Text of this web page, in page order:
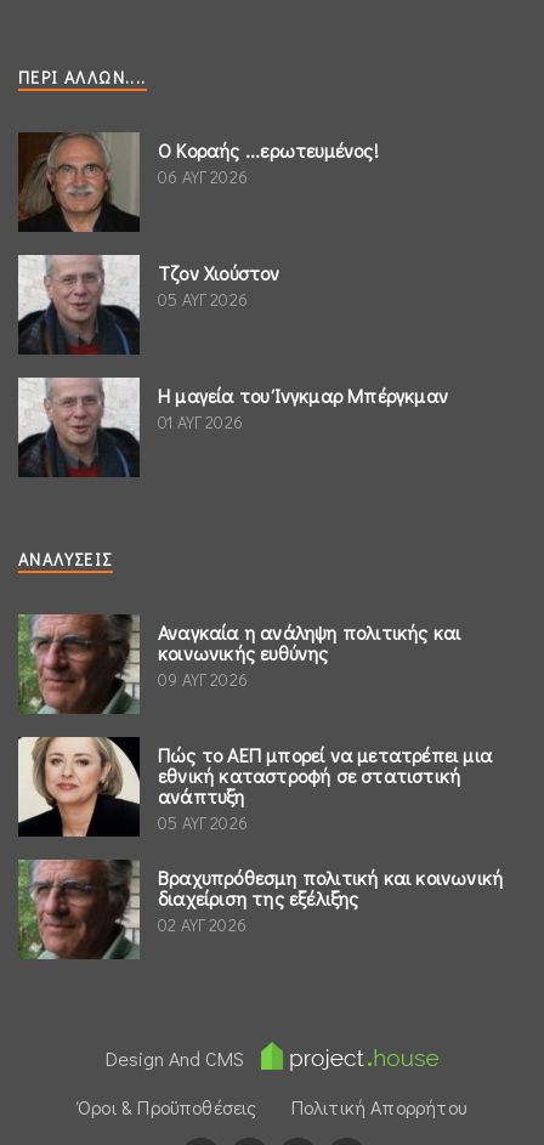
ΠΕΡΊ ΆΛΛΩΝ....
Ο Κοραής ...ερωτευμένος!
06 ΑΥΓ 2026
Τζον Χιούστον
05 ΑΥΓ 2026
Η μαγεία του Ίνγκμαρ Μπέργκμαν
01 ΑΥΓ 2026
ΑΝΑΛΎΣΕΙΣ
Αναγκαία η ανάληψη πολιτικής και
κοινωνικής ευθύνης
09 ΑΥΓ 2026
Πώς το ΑΕΠ μπορεί να μετατρέπει μια
εθνική καταστροφή σε στατιστική
ανάπτυξη
05 ΑΥΓ 2026
Βραχυπρόθεσμη πολιτική και κοινωνική
διαχείριση της εξέλιξης
02 ΑΥΓ 2026
Design And CMS
Όροι & Προϋποθέσεις
Πολιτική Απορρήτου